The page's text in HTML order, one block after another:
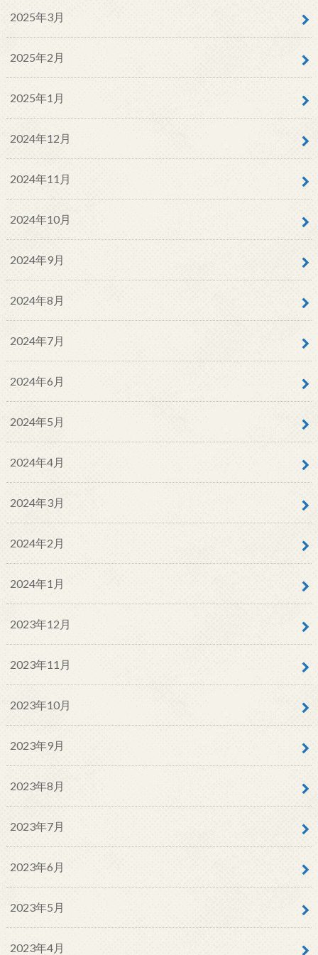
2025年3月
2025年2月
2025年1月
2024年12月
2024年11月
2024年10月
2024年9月
2024年8月
2024年7月
2024年6月
2024年5月
2024年4月
2024年3月
2024年2月
2024年1月
2023年12月
2023年11月
2023年10月
2023年9月
2023年8月
2023年7月
2023年6月
2023年5月
2023年4月